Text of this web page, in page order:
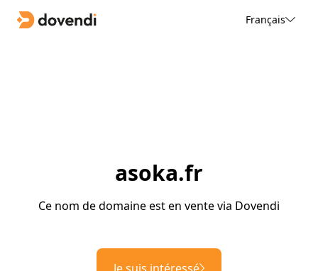
Français
asoka.fr
Ce nom de domaine est en vente via Dovendi